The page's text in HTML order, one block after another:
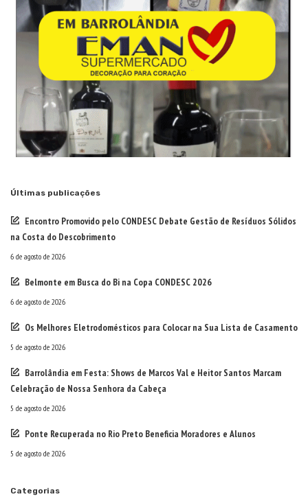
Últimas publicações
Encontro Promovido pelo CONDESC Debate Gestão de Resíduos Sólidos
na Costa do Descobrimento
6 de agosto de 2026
Belmonte em Busca do Bi na Copa CONDESC 2026
6 de agosto de 2026
Os Melhores Eletrodomésticos para Colocar na Sua Lista de Casamento
5 de agosto de 2026
Barrolândia em Festa: Shows de Marcos Val e Heitor Santos Marcam
Celebração de Nossa Senhora da Cabeça
5 de agosto de 2026
Ponte Recuperada no Rio Preto Beneficia Moradores e Alunos
5 de agosto de 2026
Categorias